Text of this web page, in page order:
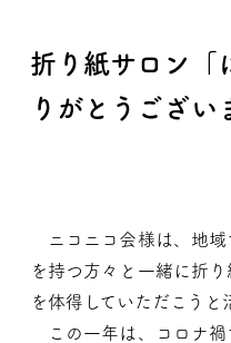
折り紙サロン
りがとうござい
ニコニコ会様は、地域
を持つ方々と一緒に折
を体得していただこう
この一年は、コロナ禍